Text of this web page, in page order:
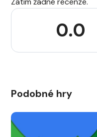
0.0
Podobné hry